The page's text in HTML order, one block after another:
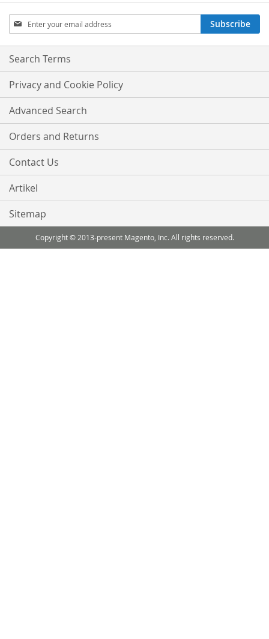
Sign
Up
for
Our
Subscribe
Search Terms
Privacy and Cookie Policy
Advanced Search
Orders and Returns
Contact Us
Artikel
Sitemap
Copyright © 2013-present Magento, Inc. All rights reserved.